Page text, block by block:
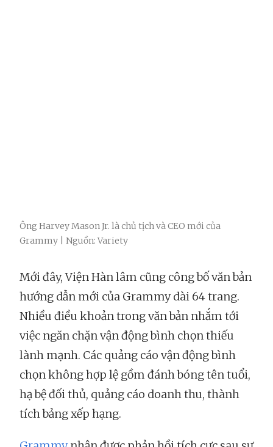
Ông Harvey Mason Jr. là chủ tịch và CEO mới của
Grammy | Nguồn: Variety
Mới đây, Viện Hàn lâm cũng công bố văn bản
hướng dẫn mới của Grammy dài 64 trang.
Nhiều điều khoản trong văn bản nhắm tới
việc ngăn chặn vận động bình chọn thiếu
lành mạnh. Các quảng cáo vận động bình
chọn không hợp lệ gồm đánh bóng tên tuổi,
hạ bệ đối thủ, quảng cáo doanh thu, thành
tích bảng xếp hạng.